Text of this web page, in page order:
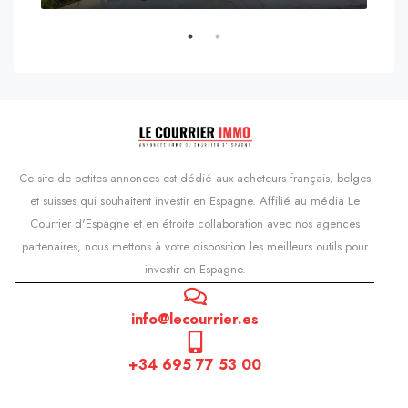
Ce site de petites annonces est dédié aux acheteurs français, belges
et suisses qui souhaitent investir en Espagne. Affilié au média Le
Courrier d'Espagne et en étroite collaboration avec nos agences
partenaires, nous mettons à votre disposition les meilleurs outils pour
investir en Espagne.
info@lecourrier.es
+34 695 77 53 00